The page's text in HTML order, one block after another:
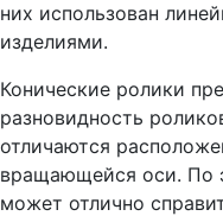
них использован
изделиями.
Конические ролики
разновидность
отличаются
вращающейся оси. По
может отлично